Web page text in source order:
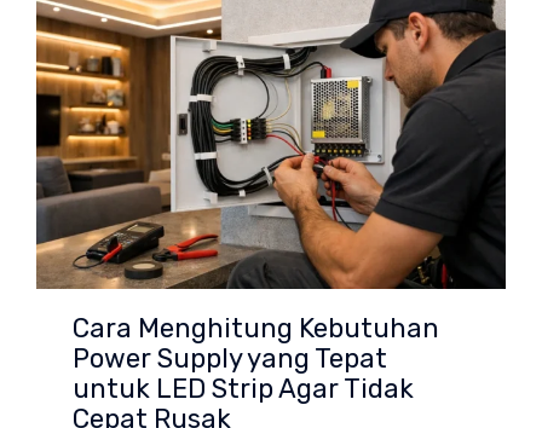
Cara Menghitung Kebutuhan
Power Supply yang Tepat
untuk LED Strip Agar Tidak
Cepat Rusak